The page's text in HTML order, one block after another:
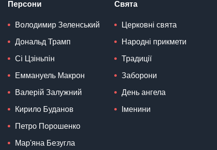
Персони
Володимир Зеленський
Дональд Трамп
Сі Цзіньпін
Еммануель Макрон
Валерій Залужний
Кирило Буданов
Петро Порошенко
Мар'яна Безугла
Свята
Церковні свята
Народні прикмети
Традиції
Заборони
День ангела
Іменини